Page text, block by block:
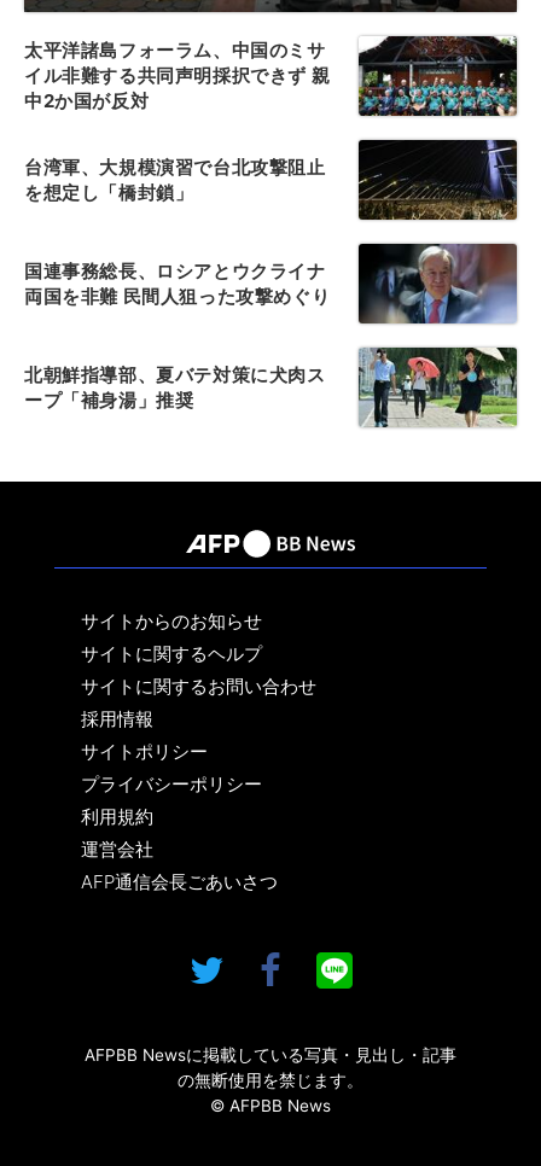
太平洋諸島フォーラム、中国のミサ
イル非難する共同声明採択できず 親
中2か国が反対
台湾軍、大規模演習で台北攻撃阻止
を想定し「橋封鎖」
国連事務総長、ロシアとウクライナ
両国を非難 民間人狙った攻撃めぐり
北朝鮮指導部、夏バテ対策に犬肉ス
ープ「補身湯」推奨
サイトからのお知らせ
サイトに関するヘルプ
サイトに関するお問い合わせ
採用情報
サイトポリシー
プライバシーポリシー
利用規約
運営会社
AFP通信会長ごあいさつ
AFPBB Newsに掲載している写真・見出し・記事
の無断使用を禁じます。
© AFPBB News